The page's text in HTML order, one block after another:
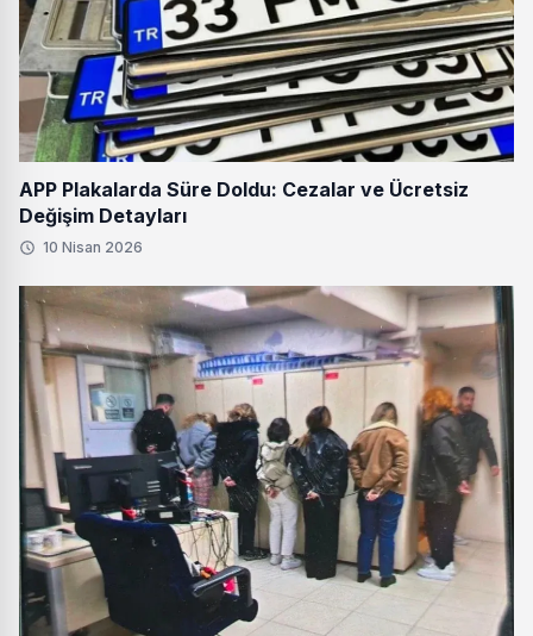
APP Plakalarda Süre Doldu: Cezalar ve Ücretsiz
Değişim Detayları
10 Nisan 2026